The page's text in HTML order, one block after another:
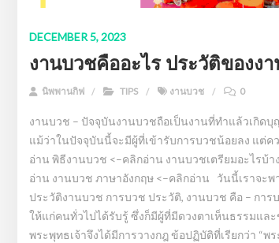
DECEMBER 5, 2023
งานบวชคืออะไร ประวัติของ
นิพพานกิฟ TIPS งานบวช 0
งานบวช – ปัจจุบันงานบวชถือเป็นงานที่ทำแล้วเกิดบุ
แม้ว่าในปัจจุบันนี้จะมีผู้ที่เข้ารับการบวชน้อยลง แต่
อ่าน พิธีงานบวช <–คลิกอ่าน งานบวชเตรียมอะไรบ้
อ่าน งานบวช ภาษาอังกฤษ <–คลิกอ่าน วันนี้เราจะ
ประวัติงานบวช การบวช ประวัติ, งานบวช คือ – กา
ให้แก่คนทั่วไปได้รับรู้ ซึ่งก็มีผู้ที่มีดวงตาเห็นธรรมแล
พระพุทธเจ้าจึงได้มีการวางกฎ ข้อปฏิบัติที่เรียกว่า “